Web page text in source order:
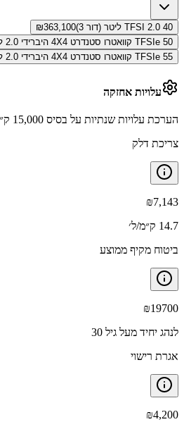
40 TFSI 2.0 ליטר (דור 3) ₪363,100
50 TFSIe קוואטרו סטנדרט 4X4 היברידי 2.0 ליטר (דור 3)
55 TFSIe קוואטרו סטנדרט 4X4 היברידי 2.0 ליטר (דור 3)
עלויות אחזקה
הערכת עלויות שנתיות על בסיס 15,000 ק״מ בשנה
צריכת דלק
₪7,143
14.7 ק״מ/ל׳
ביטוח מקיף ממוצע
₪19700
לנהג יחיד מעל גיל 30
אגרת רישוי
₪4,200